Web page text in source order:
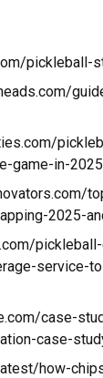
pickleball-
game-in-
2025-
service-
case-
case-
how-